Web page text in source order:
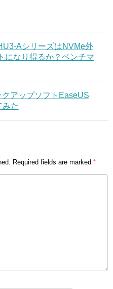
AシリーズはNVMe外
になり得るか？ベンチマ
アップソフトEaseUS
みた
Required fields are marked *